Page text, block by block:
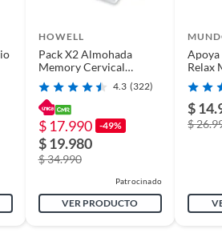
HOWELL
Pack X2 Almohada
Memory Cervical
Ortopédica Con
Memoria.
4.3 (322)
$ 17.990 -49%
$ 19.980
$ 34.990
Patrocinado
VER PRODUCTO
Apoya
Relax
6
$
$